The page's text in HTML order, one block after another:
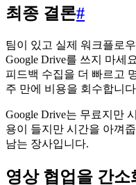
최종 결론#
팀이 있고 실제 워크플로
Google Drive를 쓰지 마세
피드백 수집을 더 빠르고
주 만에 비용을 회수합니
Google Drive는 무료지만
용이 들지만 시간을 아껴
남는 장사입니다.
영상 협업을 간